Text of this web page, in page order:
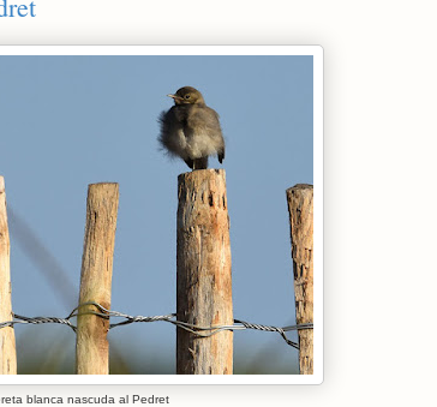
blanca nascuda al Pedret